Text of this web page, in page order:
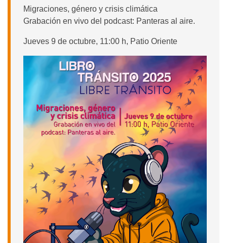
Migraciones, género y crisis climática
Grabación en vivo del podcast: Panteras al aire.
Jueves 9 de octubre, 11:00 h, Patio Oriente